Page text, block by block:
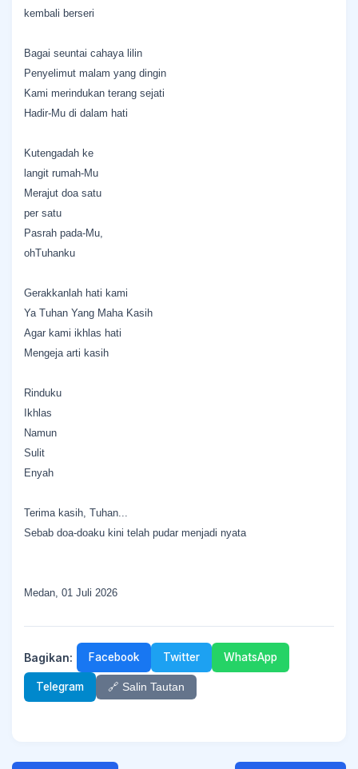
kembali berseri
Bagai seuntai cahaya lilin
Penyelimut malam yang dingin
Kami merindukan terang sejati
Hadir-Mu di dalam hati
Kutengadah ke
langit rumah-Mu
Merajut doa satu
per satu
Pasrah pada-Mu,
ohTuhanku
Gerakkanlah hati kami
Ya Tuhan Yang Maha Kasih
Agar kami ikhlas hati
Mengeja arti kasih
Rinduku
Ikhlas
Namun
Sulit
Enyah
Terima kasih, Tuhan...
Sebab doa-doaku kini telah pudar menjadi nyata
Medan, 01 Juli 2026
Bagikan: Facebook Twitter WhatsApp
Telegram 🔗 Salin Tautan